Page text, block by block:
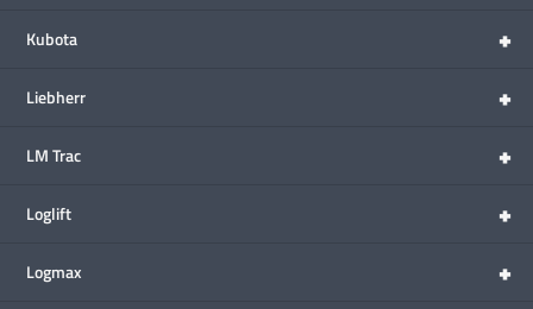
+
Kubota
+
Liebherr
+
LM Trac
+
Loglift
+
Logmax